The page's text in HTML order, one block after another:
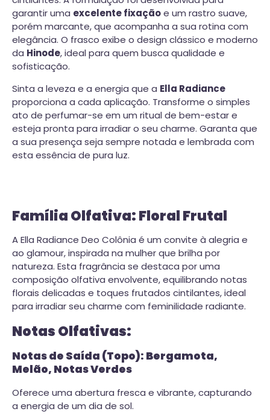
garantir uma excelente fixaçãoe um rastro suave,
porém marcante, que acompanha a sua rotina com
elegância. O frasco exibe o design clássico e moderno
da Hinode, ideal para quem busca qualidade e
sofisticação.
Sinta a leveza e a energia que a Ella Radiance
proporciona a cada aplicação. Transforme o simples
ato de perfumar-se em um ritual de bem-estar e
esteja pronta para irradiar o seu charme. Garanta que
a sua presença seja sempre notada e lembrada com
esta essência de pura luz.
Família Olfativa: Floral Frutal
A Ella Radiance Deo Colônia é um convite à alegria e
ao glamour, inspirada na mulher que brilha por
natureza. Esta fragrância se destaca por uma
composição olfativa envolvente, equilibrando notas
florais delicadas e toques frutados cintilantes, ideal
para irradiar seu charme com feminilidade radiante.
Notas Olfativas:
Notas de Saída (Topo): Bergamota,
Melão, Notas Verdes
Oferece uma abertura fresca e vibrante, capturando
a energia de um dia de sol.